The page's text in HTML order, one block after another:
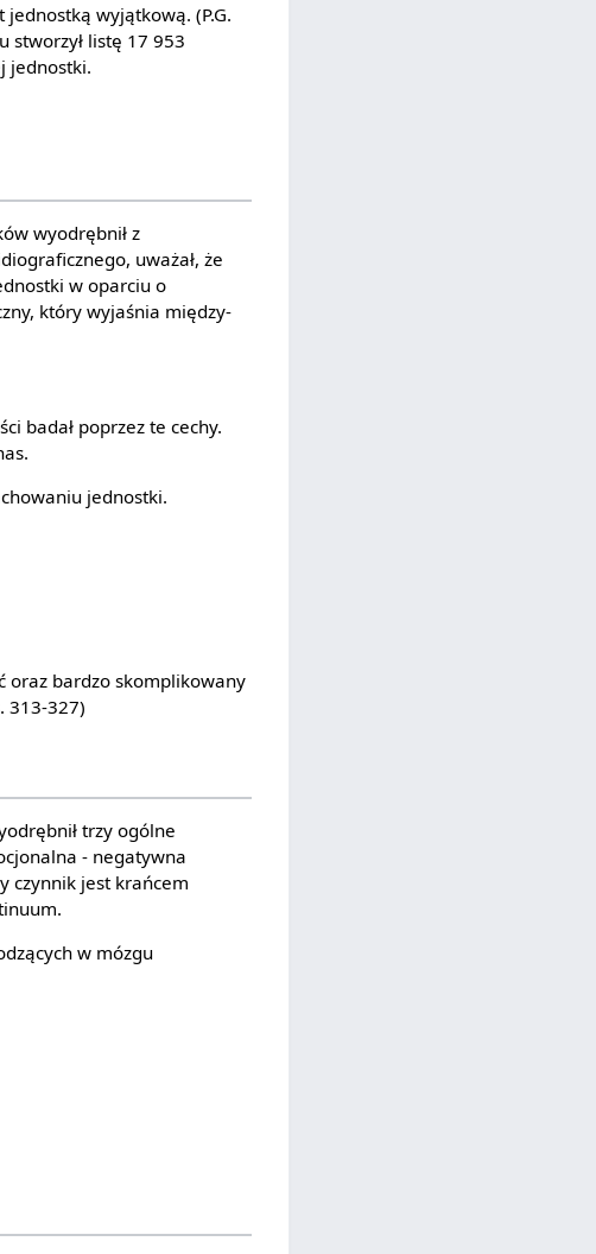
jednostką wyjątkową. (P.G.
stworzył listę 17 953
jednostki.
wyodrębnił z
uważał, że
w oparciu o
który wyjaśnia między-
badał poprzez te cechy.
jednostki.
oraz bardzo skomplikowany
313-327)
trzy ogólne
- negatywna
czynnik jest krańcem
w mózgu